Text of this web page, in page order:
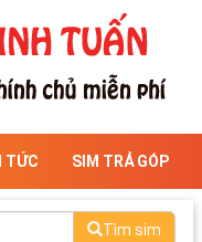
TỨC SIM TRẢ GÓP
Tìm sim